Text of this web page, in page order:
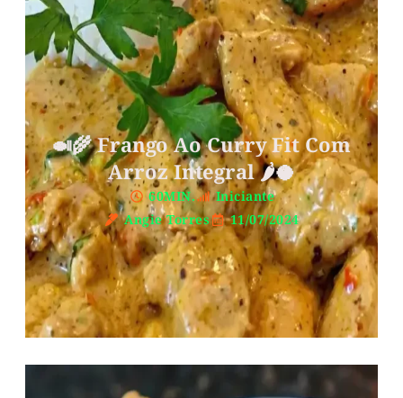
🍛🌾 Frango Ao Curry Fit Com
Arroz Integral 🌶🥥
60MIN.
Iniciante
Angie Torres
11/07/2024